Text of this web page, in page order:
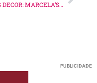
BLOG DECOR: MARCELA’S TABLE!
PUBLICIDADE